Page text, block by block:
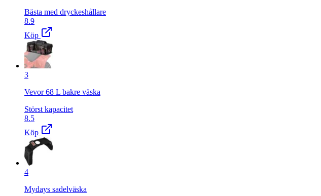
Bästa med dryckeshållare
8.9
Köp
3
Vevor 68 L bakre väska
Störst kapacitet
8.5
Köp
4
Mydays sadelväska